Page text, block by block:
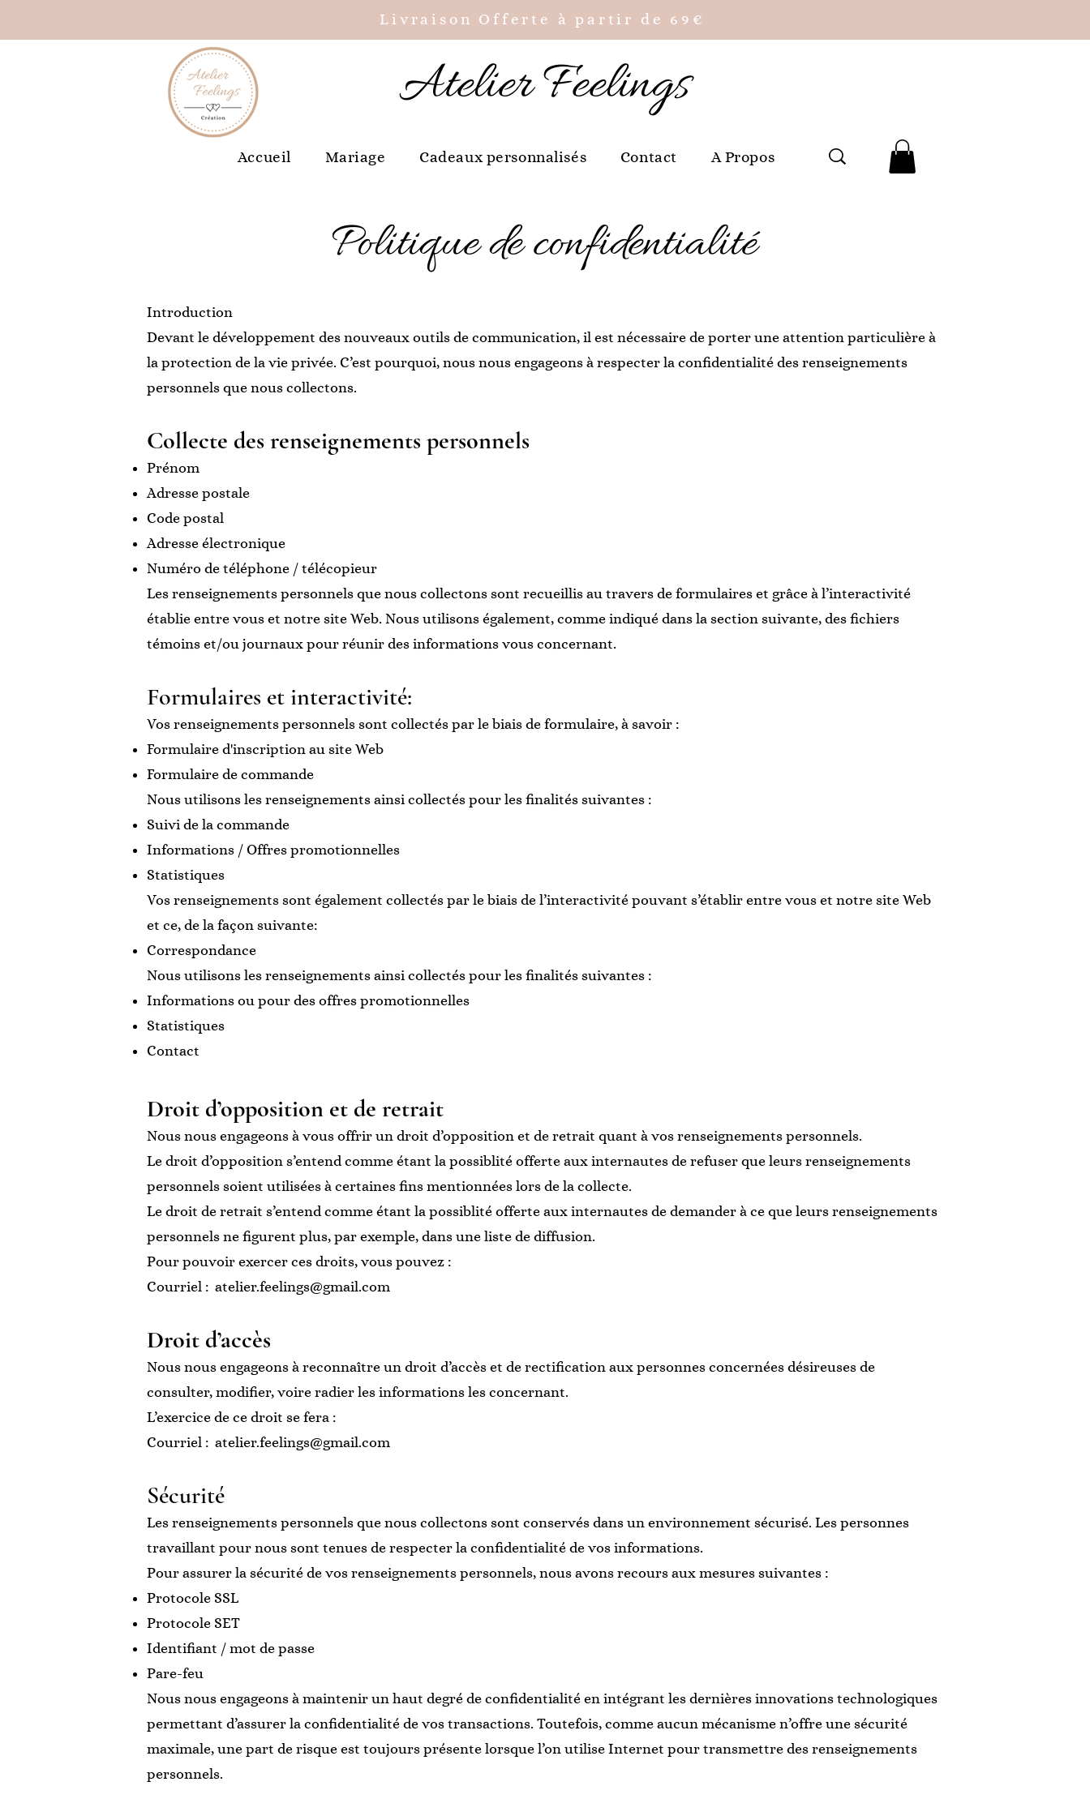
Livraison Offerte à partir de 69€
Atelier Feelings
Accueil Mariage Cadeaux personnalisés Contact A Propos
Politique de confidentialité
Introduction
Devant le développement des nouveaux outils de communication, il est nécessaire de porter une attention particulière à
la protection de la vie privée. C’est pourquoi, nous nous engageons à respecter la confidentialité des renseignements
personnels que nous collectons.
Collecte des renseignements personnels
Prénom
Adresse postale
Code postal
Adresse électronique
Numéro de téléphone / télécopieur
Les renseignements personnels que nous collectons sont recueillis au travers de formulaires et grâce à l’interactivité
établie entre vous et notre site Web. Nous utilisons également, comme indiqué dans la section suivante, des fichiers
témoins et/ou journaux pour réunir des informations vous concernant.
Formulaires et interactivité:
Vos renseignements personnels sont collectés par le biais de formulaire, à savoir :
Formulaire d'inscription au site Web
Formulaire de commande
Nous utilisons les renseignements ainsi collectés pour les finalités suivantes :
Suivi de la commande
Informations / Offres promotionnelles
Statistiques
Vos renseignements sont également collectés par le biais de l’interactivité pouvant s’établir entre vous et notre site Web
et ce, de la façon suivante:
Correspondance
Nous utilisons les renseignements ainsi collectés pour les finalités suivantes :
Informations ou pour des offres promotionnelles
Statistiques
Contact
Droit d’opposition et de retrait
Nous nous engageons à vous offrir un droit d’opposition et de retrait quant à vos renseignements personnels.
Le droit d’opposition s’entend comme étant la possiblité offerte aux internautes de refuser que leurs renseignements
personnels soient utilisées à certaines fins mentionnées lors de la collecte.
Le droit de retrait s’entend comme étant la possiblité offerte aux internautes de demander à ce que leurs renseignements
personnels ne figurent plus, par exemple, dans une liste de diffusion.
Pour pouvoir exercer ces droits, vous pouvez :
Courriel : atelier.feelings@gmail.com
Droit d’accès
Nous nous engageons à reconnaître un droit d’accès et de rectification aux personnes concernées désireuses de
consulter, modifier, voire radier les informations les concernant.
L’exercice de ce droit se fera :
Courriel : atelier.feelings@gmail.com
Sécurité
Les renseignements personnels que nous collectons sont conservés dans un environnement sécurisé. Les personnes
travaillant pour nous sont tenues de respecter la confidentialité de vos informations.
Pour assurer la sécurité de vos renseignements personnels, nous avons recours aux mesures suivantes :
Protocole SSL
Protocole SET
Identifiant / mot de passe
Pare-feu
Nous nous engageons à maintenir un haut degré de confidentialité en intégrant les dernières innovations technologiques
permettant d’assurer la confidentialité de vos transactions. Toutefois, comme aucun mécanisme n’offre une sécurité
maximale, une part de risque est toujours présente lorsque l’on utilise Internet pour transmettre des renseignements
personnels.